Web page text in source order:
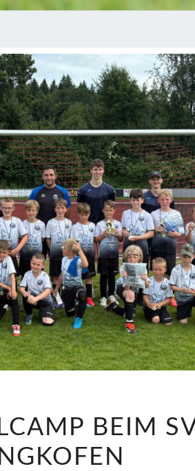
EIM S
V M
BEIM SV